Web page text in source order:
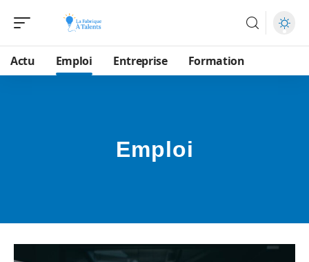
Actu Emploi Entreprise Formation
Emploi